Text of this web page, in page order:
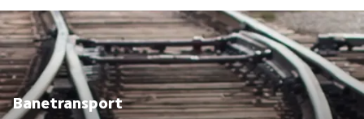
Banetransport